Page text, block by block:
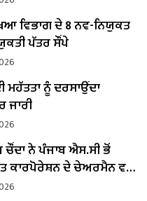
ਵਿਭਾਗ ਦੇ 8 ਨਵ-ਨਿਯੁਕਤ
ਪੱਤਰ ਸੌਂਪੇ
ਮਹੱਤਤਾ ਨੂੰ ਦਰਸਾਉਂਦਾ
ਜਾਰੀ
ਨੇ ਪੰਜਾਬ ਐਸ.ਸੀ ਭੋਂ
ਕਾਰਪੋਰੇਸ਼ਨ ਦੇ ਚੇਅਰਮੈਨ ਵਜੋਂ